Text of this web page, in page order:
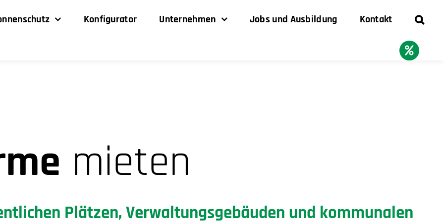
Konfigurator Unternehmen Jobs und Ausbildung Kontakt
mieten
Plätzen, Verwaltungsgebäuden und kommunalen